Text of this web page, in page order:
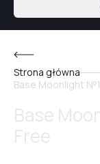
Strona główna
Base Moonlight №1